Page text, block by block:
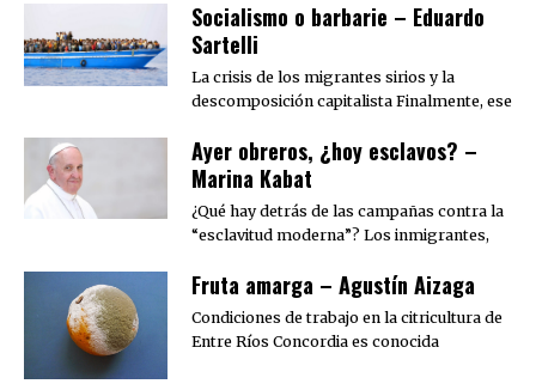
Socialismo o barbarie – Eduardo
Sartelli
La crisis de los migrantes sirios y la
descomposición capitalista Finalmente, ese
Ayer obreros, ¿hoy esclavos? –
Marina Kabat
¿Qué hay detrás de las campañas contra la
“esclavitud moderna”? Los inmigrantes,
Fruta amarga – Agustín Aizaga
Condiciones de trabajo en la citricultura de
Entre Ríos Concordia es conocida